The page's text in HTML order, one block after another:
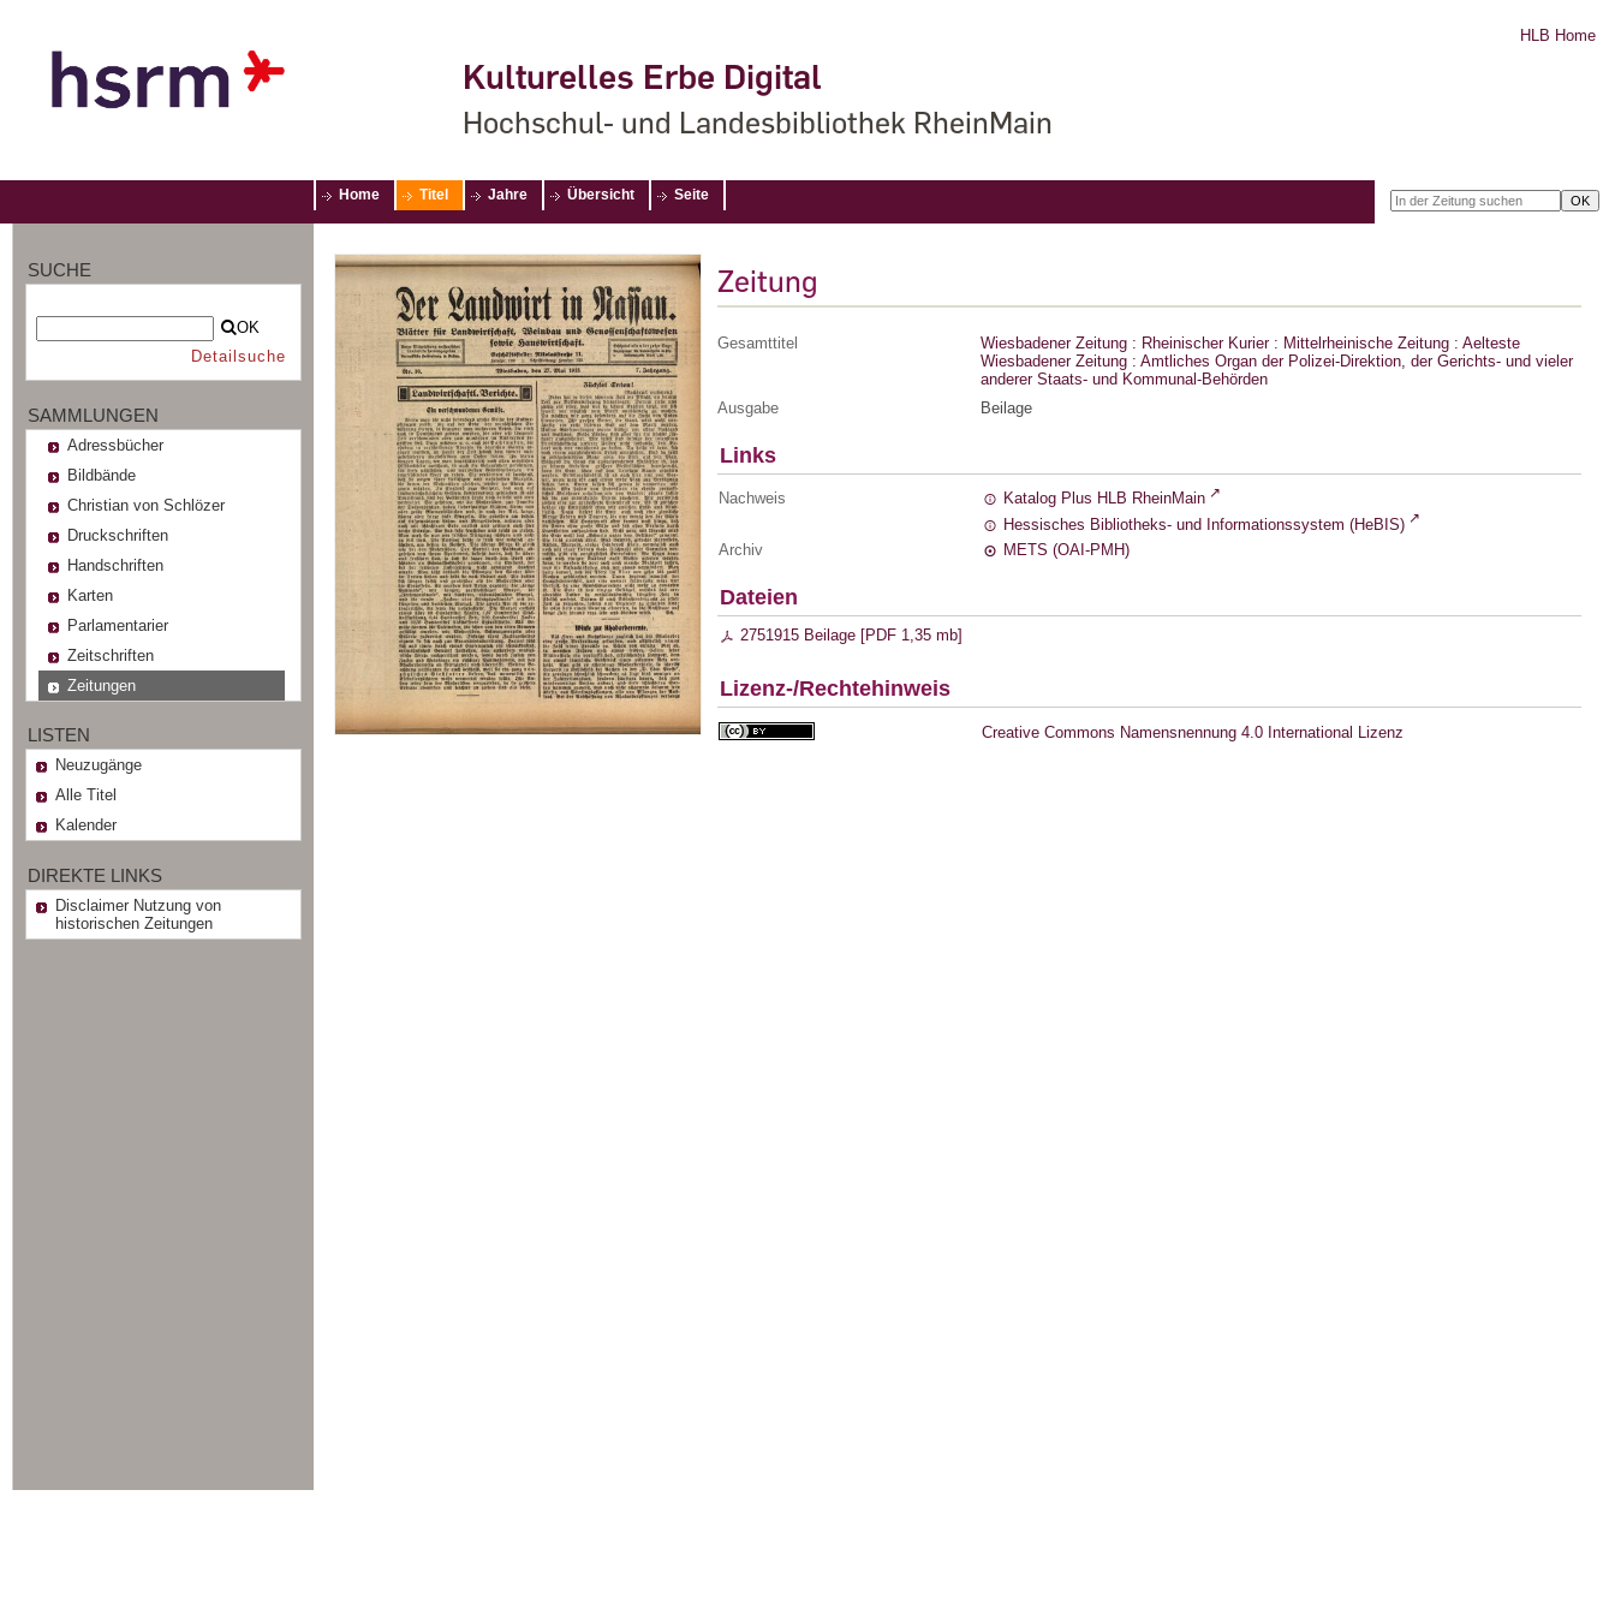
Kulturelles Erbe Digital
Hochschul- und Landesbibliothek RheinMain
HLB Home
Home Titel Jahre Übersicht Seite
SUCHE
OK
Detailsuche
SAMMLUNGEN
Adressbücher
Bildbände
Christian von Schlözer
Druckschriften
Handschriften
Karten
Parlamentarier
Zeitschriften
Zeitungen
LISTEN
Neuzugänge
Alle Titel
Kalender
DIREKTE LINKS
Disclaimer Nutzung von
historischen Zeitungen
Zeitung
Gesamttitel
Wiesbadener Zeitung : Rheinischer Kurier : Mittelrheinische Zeitung : Aelteste
Wiesbadener Zeitung : Amtliches Organ der Polizei-Direktion, der Gerichts- und vieler
anderer Staats- und Kommunal-Behörden
Ausgabe
Beilage
Links
Nachweis
Katalog Plus HLB RheinMain
Hessisches Bibliotheks- und Informationssystem (HeBIS)
Archiv
METS (OAI-PMH)
Dateien
2751915 Beilage [PDF 1,35 mb]
Lizenz-/Rechtehinweis
Creative Commons Namensnennung 4.0 International Lizenz